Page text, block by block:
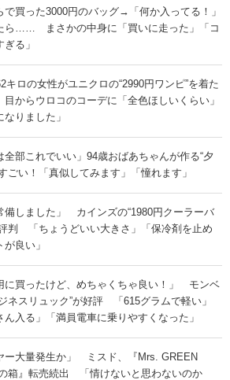
で買った3000円のバッグ→「何か入ってる！」
ら…… まさかの中身に「買いに走った」「コ
る」
キロの女性がユニクロの“2990円ワンピ”を着た
らウロコのコーデに「全色ほしいくらい」
なりました」
全部これでいい」94歳おばあちゃんが作る“夕
ごい！「真似してみます」「憧れます」
備しました」 カインズの“1980円クーラーバ
判 「ちょうどいい大きさ」「保冷剤を止め
良い」
に買ったけど、めちゃくちゃ良い！」 モンベ
ネスリュック”が好評 「615グラムで軽い」
ん入る」「満員電車に乗りやすくなった」
ー大量発生か」 ミスド、『Mrs. GREEN
箱』転売続出 「情けないと思わないのか